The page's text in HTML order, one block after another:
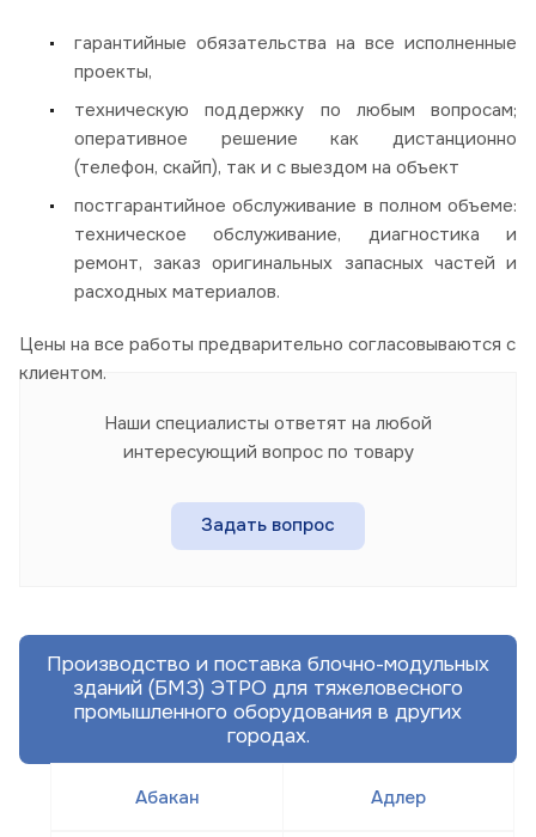
гарантийные обязательства на все исполненные
проекты,
техническую поддержку по любым вопросам;
оперативное решение как дистанционно
(телефон, скайп), так и с выездом на объект
постгарантийное обслуживание в полном объеме:
техническое обслуживание, диагностика и
ремонт, заказ оригинальных запасных частей и
расходных материалов.
Цены на все работы предварительно согласовываются с
клиентом.
Наши специалисты ответят на любой
интересующий вопрос по товару
Задать вопрос
Производство и поставка блочно-модульных
зданий (БМЗ) ЭТРО для тяжеловесного
промышленного оборудования в других
городах.
Абакан Адлер